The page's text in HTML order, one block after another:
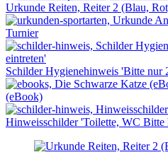
Urkunde Reiten, Reiter 2 (Blau,
Turnier
Schilder Hygienehinweis 'Bitte nur
(eBook)
Hinweisschilder 'Toilette, WC Bitte